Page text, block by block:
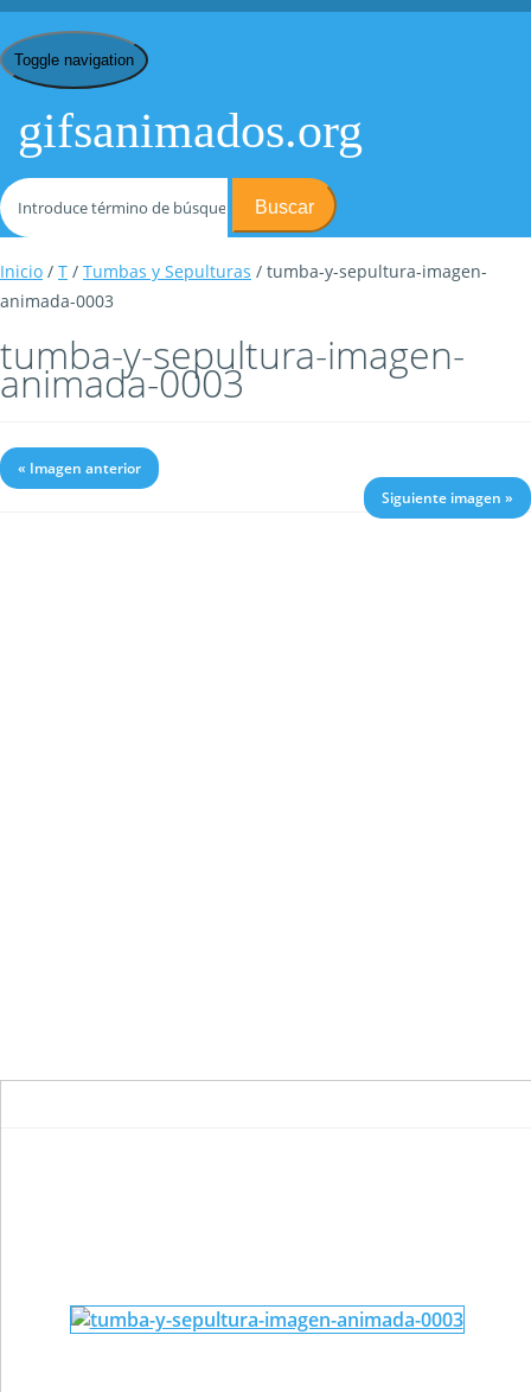
Toggle navigation
gifsanimados.org
Buscar
Inicio / T / Tumbas y Sepulturas / tumba-y-sepultura-imagen-
animada-0003
tumba-y-sepultura-imagen-
animada-0003
« Imagen anterior
Siguiente imagen »